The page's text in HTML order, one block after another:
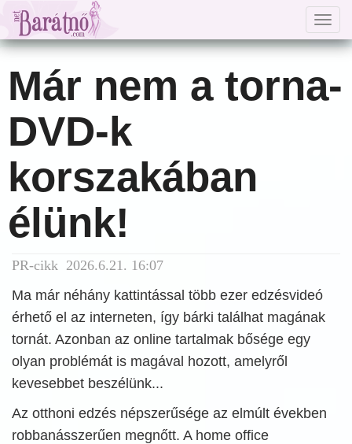
Már nem a torna-
DVD-k
korszakában
élünk!
PR-cikk 2026.6.21. 16:07
Ma már néhány kattintással több ezer edzésvideó
érhető el az interneten, így bárki találhat magának
tornát. Azonban az online tartalmak bősége egy
olyan problémát is magával hozott, amelyről
kevesebbet beszélünk...
Az otthoni edzés népszerűsége az elmúlt években
robbanásszerűen megnőtt. A home office